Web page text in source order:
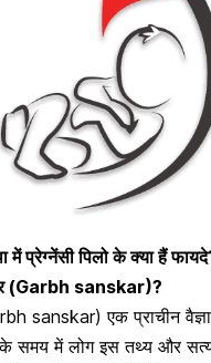
में प्रेग्नेंसी पिलो के क्या हैं
(Garbh sanskar)?
sanskar) एक प्राचीन
समय में लोग इस तथ्य और सत्य